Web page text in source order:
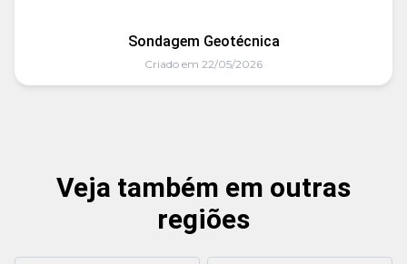
Sondagem Geotécnica
Criado em 22/05/2026
Veja também em outras
regiões